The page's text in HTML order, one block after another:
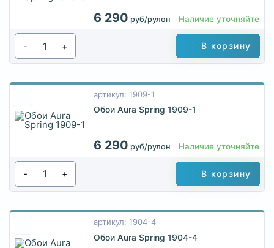
6 290 руб/рулон Наличие уточняйте
- + В корзину
артикул: 1909-1
Обои Aura Spring 1909-1
6 290 руб/рулон Наличие уточняйте
- + В корзину
артикул: 1904-4
Обои Aura Spring 1904-4